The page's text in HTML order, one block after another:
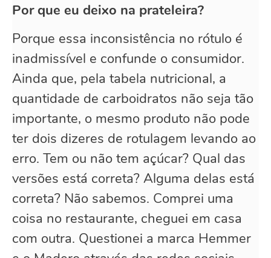
Por que eu deixo na prateleira?
Porque essa inconsistência no rótulo é
inadmissível e confunde o consumidor.
Ainda que, pela tabela nutricional, a
quantidade de carboidratos não seja tão
importante, o mesmo produto não pode
ter dois dizeres de rotulagem levando ao
erro. Tem ou não tem açúcar? Qual das
versões está correta? Alguma delas está
correta? Não sabemos. Comprei uma
coisa no restaurante, cheguei em casa
com outra. Questionei a marca Hemmer